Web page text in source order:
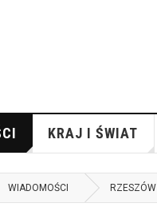
KRAJ I ŚWIAT
WIADOMOŚCI RZESZÓW